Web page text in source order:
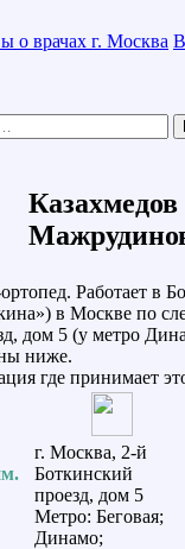
Работает в
в Москве по
дом 5 (у метро
ниже.
где принимает
г. Москва, 2-й
Боткинский
проезд, дом 5
Метро: Беговая;
Динамо;